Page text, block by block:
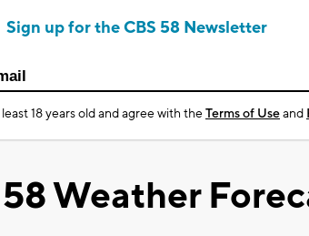
Sign up for the CBS 58 Newsletter
least 18 years old and agree with theTerms of Useand
Weather